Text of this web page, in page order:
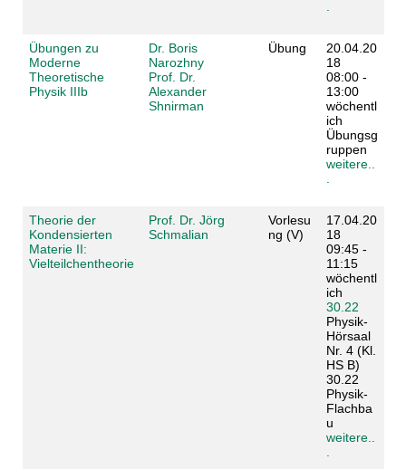
Übungen zu
Moderne
Theoretische
Physik IIIb
Dr. Boris
Narozhny
Prof. Dr.
Alexander
Shnirman
Übung
20.04.20
18
08:00 -
13:00
wöchentl
ich
Übungsg
ruppen
weitere..
Theorie der
Kondensierten
Materie II:
Vielteilchentheorie
Prof. Dr. Jörg
Schmalian
Vorlesu
ng (V)
17.04.20
18
09:45 -
11:15
wöchentl
ich
30.22
Physik-
Hörsaal
Nr. 4 (Kl.
HS B)
30.22
Physik-
Flachba
u
weitere..